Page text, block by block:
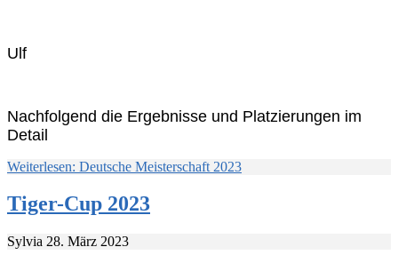
Ulf
Nachfolgend die Ergebnisse und Platzierungen im
Detail
Weiterlesen: Deutsche Meisterschaft 2023
Tiger-Cup 2023
Sylvia 28. März 2023